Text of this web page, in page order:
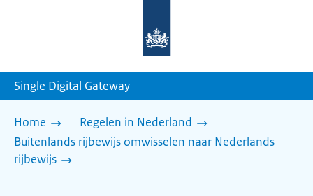
homepage
Single Digital Gateway
Home
Regelen in Nederland
Buitenlands rijbewijs omwisselen naar Nederlands
rijbewijs